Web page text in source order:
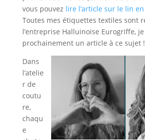
vous pouvez lire l’article sur le lin
Toutes mes étiquettes textiles sont
l’entreprise Halluinoise Eurogriffe,
prochainement un article à ce sujet !
Dans
l’atelie
r de
coutu
re,
chaqu
e